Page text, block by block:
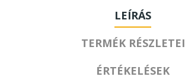
LEÍRÁS
TERMÉK RÉSZLETEI
ÉRTÉKELÉSEK